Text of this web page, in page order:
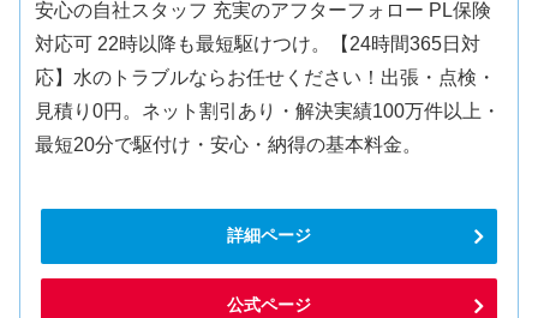
安心の自社スタッフ 充実のアフターフォロー PL保険
対応可 22時以降も最短駆けつけ。【24時間365日対
応】水のトラブルならお任せください！出張・点検・
見積り0円。ネット割引あり・解決実績100万件以上・
最短20分で駆付け・安心・納得の基本料金。
詳細ページ
公式ページ